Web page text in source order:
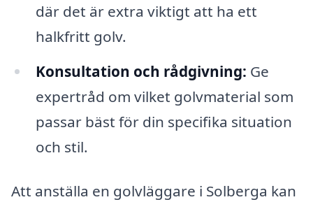
där det är extra viktigt att ha ett
halkfritt golv.
Konsultation och rådgivning: Ge
expertråd om vilket golvmaterial som
passar bäst för din specifika situation
och stil.
Att anställa en golvläggare i Solberga kan